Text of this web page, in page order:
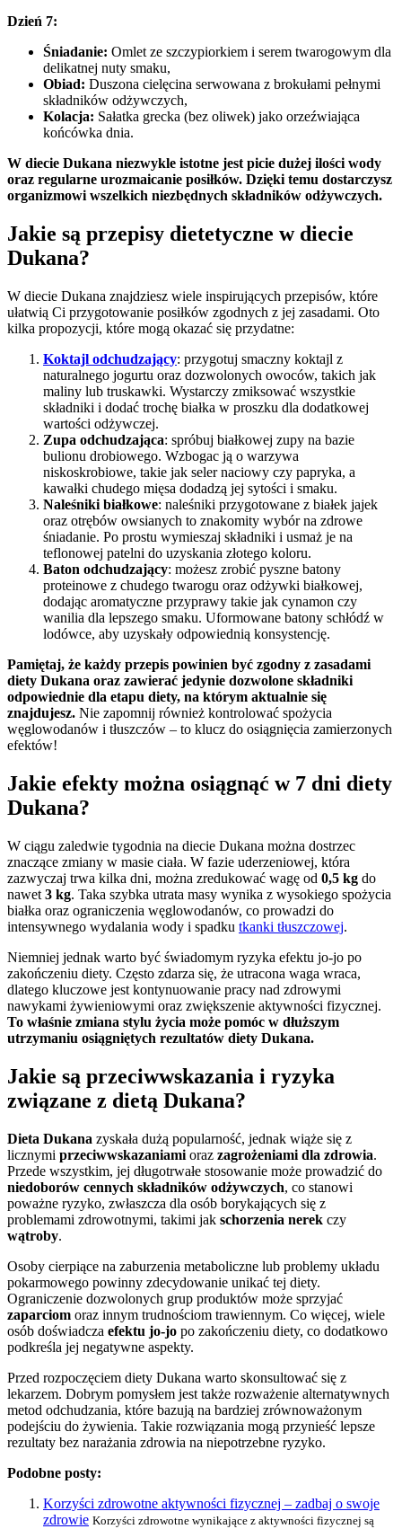
Dzień 7:
Śniadanie: Omlet ze szczypiorkiem i serem twarogowym dla
delikatnej nuty smaku,
Obiad: Duszona cielęcina serwowana z brokułami pełnymi
składników odżywczych,
Kolacja: Sałatka grecka (bez oliwek) jako orzeźwiająca
końcówka dnia.
W diecie Dukana niezwykle istotne jest picie dużej ilości wody
oraz regularne urozmaicanie posiłków. Dzięki temu dostarczysz
organizmowi wszelkich niezbędnych składników odżywczych.
Jakie są przepisy dietetyczne w diecie
Dukana?
W diecie Dukana znajdziesz wiele inspirujących przepisów, które
ułatwią Ci przygotowanie posiłków zgodnych z jej zasadami. Oto
kilka propozycji, które mogą okazać się przydatne:
Koktajl odchudzający: przygotuj smaczny koktajl z
naturalnego jogurtu oraz dozwolonych owoców, takich jak
maliny lub truskawki. Wystarczy zmiksować wszystkie
składniki i dodać trochę białka w proszku dla dodatkowej
wartości odżywczej.
Zupa odchudzająca: spróbuj białkowej zupy na bazie
bulionu drobiowego. Wzbogac ją o warzywa
niskoskrobiowe, takie jak seler naciowy czy papryka, a
kawałki chudego mięsa dodadzą jej sytości i smaku.
Naleśniki białkowe: naleśniki przygotowane z białek jajek
oraz otrębów owsianych to znakomity wybór na zdrowe
śniadanie. Po prostu wymieszaj składniki i usmaż je na
teflonowej patelni do uzyskania złotego koloru.
Baton odchudzający: możesz zrobić pyszne batony
proteinowe z chudego twarogu oraz odżywki białkowej,
dodając aromatyczne przyprawy takie jak cynamon czy
wanilia dla lepszego smaku. Uformowane batony schłódź w
lodówce, aby uzyskały odpowiednią konsystencję.
Pamiętaj, że każdy przepis powinien być zgodny z zasadami
diety Dukana oraz zawierać jedynie dozwolone składniki
odpowiednie dla etapu diety, na którym aktualnie się
znajdujesz. Nie zapomnij również kontrolować spożycia
węglowodanów i tłuszczów – to klucz do osiągnięcia zamierzonych
efektów!
Jakie efekty można osiągnąć w 7 dni diety
Dukana?
W ciągu zaledwie tygodnia na diecie Dukana można dostrzec
znaczące zmiany w masie ciała. W fazie uderzeniowej, która
zazwyczaj trwa kilka dni, można zredukować wagę od 0,5 kg do
nawet 3 kg. Taka szybka utrata masy wynika z wysokiego spożycia
białka oraz ograniczenia węglowodanów, co prowadzi do
intensywnego wydalania wody i spadku tkanki tłuszczowej.
Niemniej jednak warto być świadomym ryzyka efektu jo-jo po
zakończeniu diety. Często zdarza się, że utracona waga wraca,
dlatego kluczowe jest kontynuowanie pracy nad zdrowymi
nawykami żywieniowymi oraz zwiększenie aktywności fizycznej.
To właśnie zmiana stylu życia może pomóc w dłuższym
utrzymaniu osiągniętych rezultatów diety Dukana.
Jakie są przeciwwskazania i ryzyka
związane z dietą Dukana?
Dieta Dukana zyskała dużą popularność, jednak wiąże się z
licznymi przeciwwskazaniami oraz zagrożeniami dla zdrowia.
Przede wszystkim, jej długotrwałe stosowanie może prowadzić do
niedoborów cennych składników odżywczych, co stanowi
poważne ryzyko, zwłaszcza dla osób borykających się z
problemami zdrowotnymi, takimi jak schorzenia nerek czy
wątroby.
Osoby cierpiące na zaburzenia metaboliczne lub problemy układu
pokarmowego powinny zdecydowanie unikać tej diety.
Ograniczenie dozwolonych grup produktów może sprzyjać
zaparciom oraz innym trudnościom trawiennym. Co więcej, wiele
osób doświadcza efektu jo-jo po zakończeniu diety, co dodatkowo
podkreśla jej negatywne aspekty.
Przed rozpoczęciem diety Dukana warto skonsultować się z
lekarzem. Dobrym pomysłem jest także rozważenie alternatywnych
metod odchudzania, które bazują na bardziej zrównoważonym
podejściu do żywienia. Takie rozwiązania mogą przynieść lepsze
rezultaty bez narażania zdrowia na niepotrzebne ryzyko.
Podobne posty:
Korzyści zdrowotne aktywności fizycznej – zadbaj o swoje
zdrowie Korzyści zdrowotne wynikające z aktywności fizycznej są